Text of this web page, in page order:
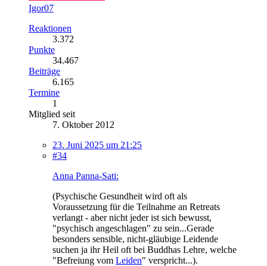
Igor07
Reaktionen
3.372
Punkte
34.467
Beiträge
6.165
Termine
1
Mitglied seit
7. Oktober 2012
23. Juni 2025 um 21:25
#34
Anna Panna-Sati:
(Psychische Gesundheit wird oft als
Voraussetzung für die Teilnahme an Retreats
verlangt - aber nicht jeder ist sich bewusst,
"psychisch angeschlagen" zu sein...Gerade
besonders sensible, nicht-gläubige Leidende
suchen ja ihr Heil oft bei Buddhas Lehre, welche
"Befreiung vom Leiden" verspricht...).